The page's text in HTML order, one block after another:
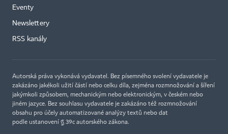
Eventy
Newslettery
RSS kanály
Autorská práva vykonává vydavatel. Bez písemného svolení vydavatele je
zakázáno jakékoli užití částí nebo celku díla, zejména rozmnožování a šíření
jakýmkoli způsobem, mechanickým nebo elektronickým, v českém nebo
jiném jazyce. Bez souhlasu vydavatele je zakázáno též rozmnožování
obsahu pro účely automatizované analýzy textů nebo dat
podle ustanovení § 39c autorského zákona.